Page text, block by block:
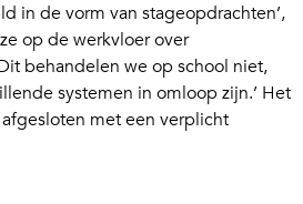
in de vorm van stageopdrachten’,
op de werkvloer over
behandelen we op school niet,
systemen in omloop zijn.’ Het
met een verplicht